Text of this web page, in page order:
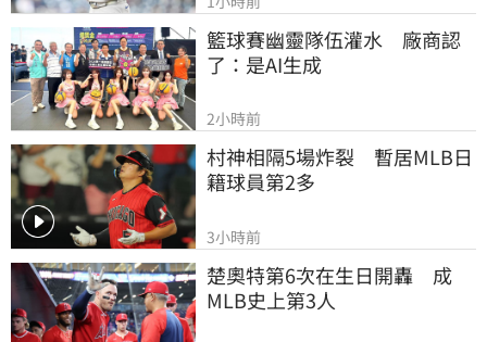
籃球賽幽靈隊伍灌水　廠商認
了：是AI生成
2小時前
村神相隔5場炸裂　暫居MLB日
籍球員第2多
3小時前
楚奧特第6次在生日開轟　成
MLB史上第3人